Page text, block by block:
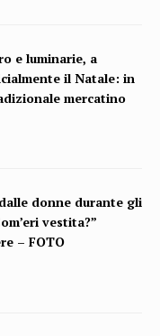
e luminarie, a
il Natale: in
mercatino
donne durante gli
vestita?”
– FOTO